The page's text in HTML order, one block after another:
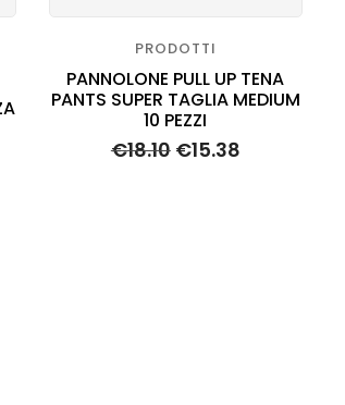
PRODOTTI
PANNOLONE PULL UP TENA
PANTS SUPER TAGLIA MEDIUM
10 PEZZI
€18.10 €15.38